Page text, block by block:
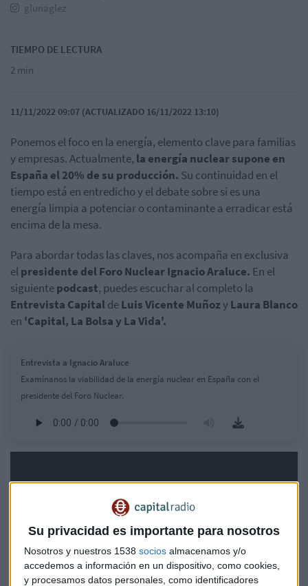
Su privacidad es importante para nosotros
Nosotros y nuestros 1538 socios almacenamos y/o
accedemos a información en un dispositivo, como cookies,
y procesamos datos personales, como identificadores
glunaglez
TIEMPO DE LECTURA
2 min
11/11/2022 09:07 (ACTUALIZADO 16/11/2022 13:10)
Ponemos el foco en la energía, elemento clave para familias
y empresas. Actualmente, la energía nuclear supone en
España el 20% de su producción. Su continuidad en el
tiempo está en entredicho y el debate sobre si es una
energía limpia a potenciar o contaminante a erradicar está
encima de la mesa.
Para abordar todas las claves, nos acompaña en exclusiva
elpresidente del Foro Nuclear Ignacio Araluce. En el
siguientepodcast, puedes escuchar al completo la
Entrevista CapitaldeLuis Vicente MuñozyLaura Blanco
en 'Capital, La Bolsa y La Vida'.
Entrevista a Ignacio Araluce
Examínanos la viabilidad de la energía nuclear en España con el
presidente del Foro Nuclear.